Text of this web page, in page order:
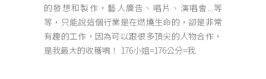
的發想和製作，藝人廣告、唱片、演唱會...等
等，只能說這個行業是在燃燒生命的，卻是非常
有趣的工作，因為可以跟很多頂尖的人物合作，
是我最大的收穫唷！ 176小姐=176公分=我